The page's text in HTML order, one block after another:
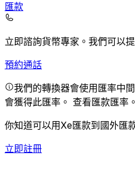
匯款
立即諮詢貨幣專家。 我們可以
預約通話
我們的轉換器會使用匯率中
會獲得此匯率。 查看匯款匯率。
你知道可以用Xe匯款到國外匯
立即註冊